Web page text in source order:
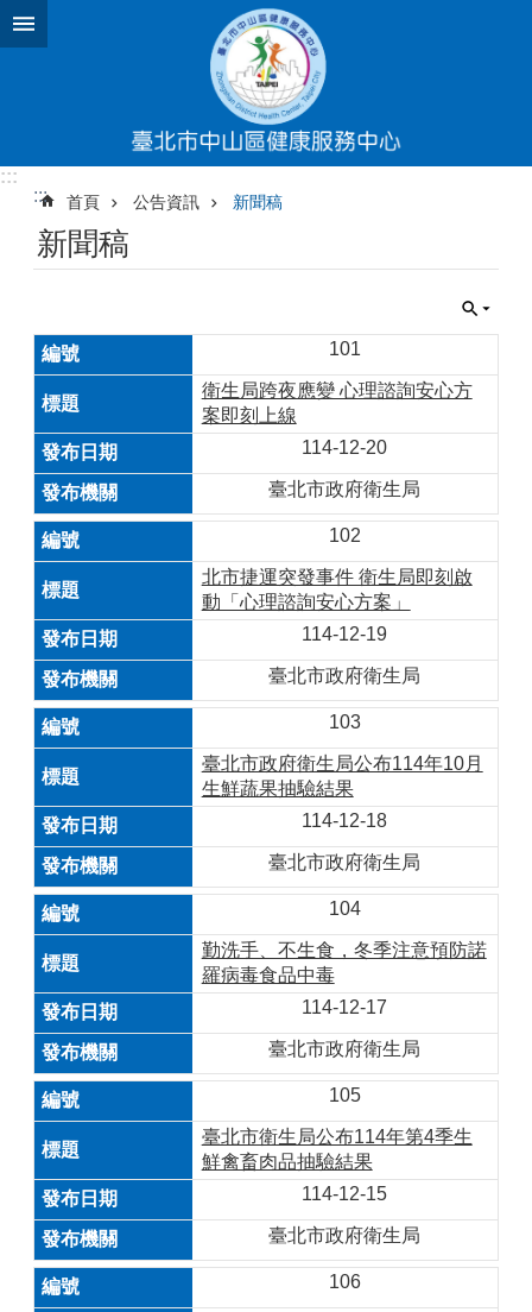
跳到主要內容區塊
:::
:::
首頁 公告資訊 新聞稿
新聞稿
101
衛生局跨夜應變 心理諮詢安心方
案即刻上線
114-12-20
臺北市政府衛生局
102
北市捷運突發事件 衛生局即刻啟
動「心理諮詢安心方案」
114-12-19
臺北市政府衛生局
103
臺北市政府衛生局公布114年10月
生鮮蔬果抽驗結果
114-12-18
臺北市政府衛生局
104
勤洗手、不生食，冬季注意預防諾
羅病毒食品中毒
114-12-17
臺北市政府衛生局
105
臺北市衛生局公布114年第4季生
鮮禽畜肉品抽驗結果
114-12-15
臺北市政府衛生局
106